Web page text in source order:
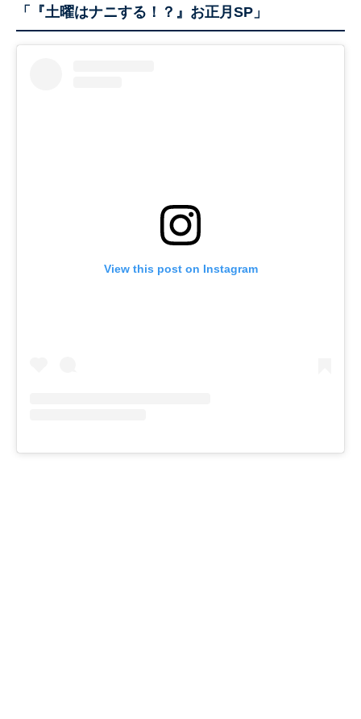
「『土曜はナニする！？』お正月SP」
View this post on Instagram